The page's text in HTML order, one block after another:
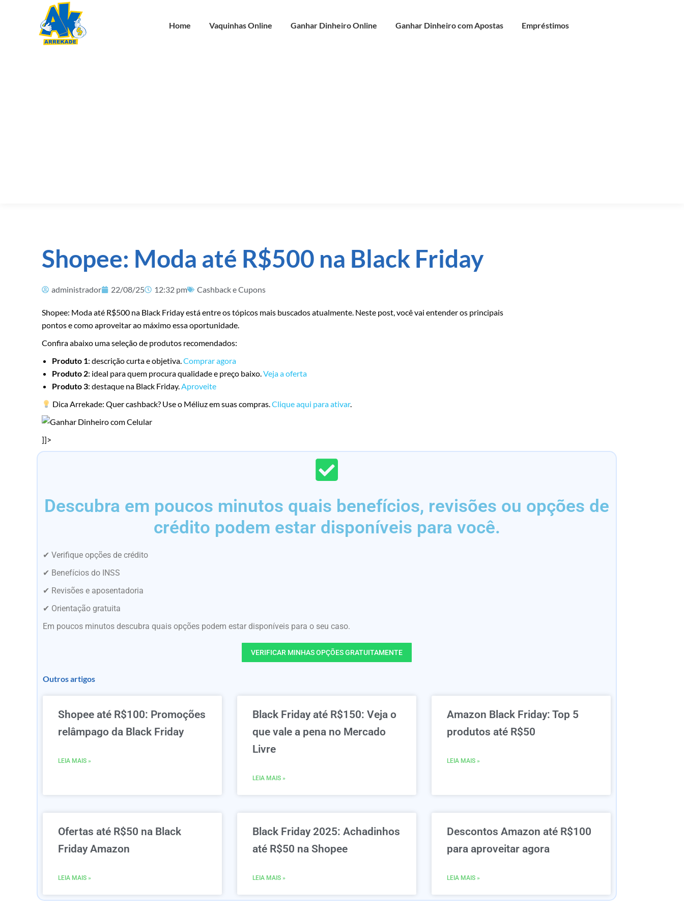
Home Vaquinhas Online Ganhar Dinheiro Online Ganhar Dinheiro com Apostas Empréstimos
Shopee: Moda até R$500 na Black Friday
administrador 22/08/25 12:32 pm Cashback e Cupons
Shopee: Moda até R$500 na Black Friday está entre os tópicos mais buscados atualmente. Neste post, você vai entender os principais
pontos e como aproveitar ao máximo essa oportunidade.
Confira abaixo uma seleção de produtos recomendados:
Produto 1: descrição curta e objetiva.Comprar agora
Produto 2: ideal para quem procura qualidade e preço baixo.Veja a oferta
Produto 3: destaque na Black Friday.Aproveite
Dica Arrekade: Quer cashback? Use o Méliuz em suas compras.Clique aqui para ativar.
]]>
Descubra em poucos minutos quais benefícios, revisões ou opções de
crédito podem estar disponíveis para você.
✔ Verifique opções de crédito
✔ Benefícios do INSS
✔ Revisões e aposentadoria
✔ Orientação gratuita
Em poucos minutos descubra quais opções podem estar disponíveis para o seu caso.
VERIFICAR MINHAS OPÇÕES GRATUITAMENTE
Outros artigos
Shopee até R$100: Promoções
relâmpago da Black Friday
LEIA MAIS »
Black Friday até R$150: Veja o
que vale a pena no Mercado
Livre
LEIA MAIS »
Amazon Black Friday: Top 5
produtos até R$50
LEIA MAIS »
Ofertas até R$50 na Black
Friday Amazon
LEIA MAIS »
Black Friday 2025: Achadinhos
até R$50 na Shopee
LEIA MAIS »
Descontos Amazon até R$100
para aproveitar agora
LEIA MAIS »